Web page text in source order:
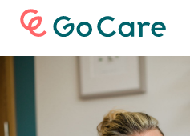
För arbetsgivare